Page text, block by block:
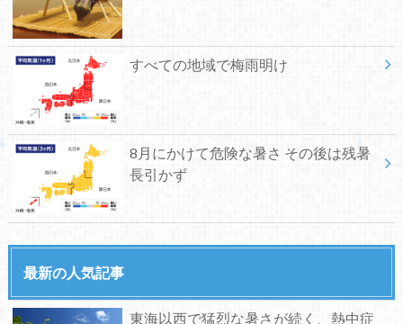
すべての地域で梅雨明け
8月にかけて危険な暑さ その後は残暑
長引かず
最新の人気記事
東海以西で猛烈な暑さが続く、熱中症